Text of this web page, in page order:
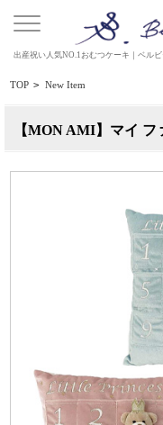
出産祝い人気NO.1おむつケーキ｜ベル
TOP > New Item
【MON AMI】マイ